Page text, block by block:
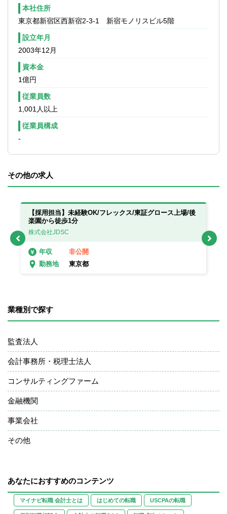
本社住所
東京都新宿区西新宿2-3-1 新宿モノリスビル5階
設立年月
2003年12月
資本金
1億円
従業員数
1,001人以上
従業員構成
-
その他の求人
【採用担当】未経験OK/フレックス/東証グロース上場/後
楽園から徒歩1分
株式会社JDSC
年収
非公開
勤務地
東京都
業種別で探す
監査法人
会計事務所・税理士法人
コンサルティングファーム
金融機関
事業会社
その他
あなたにおすすめのコンテンツ
マイナビ転職 会計士とは はじめての転職 USCPAの転職